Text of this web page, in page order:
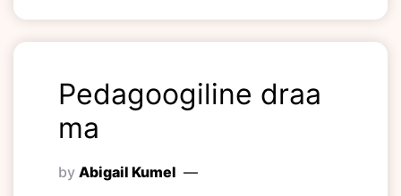
Pedagoogiline draa
ma
by Abigail Kumel